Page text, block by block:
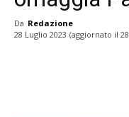
Da Redazione
28 Luglio 2023 (aggiornato il